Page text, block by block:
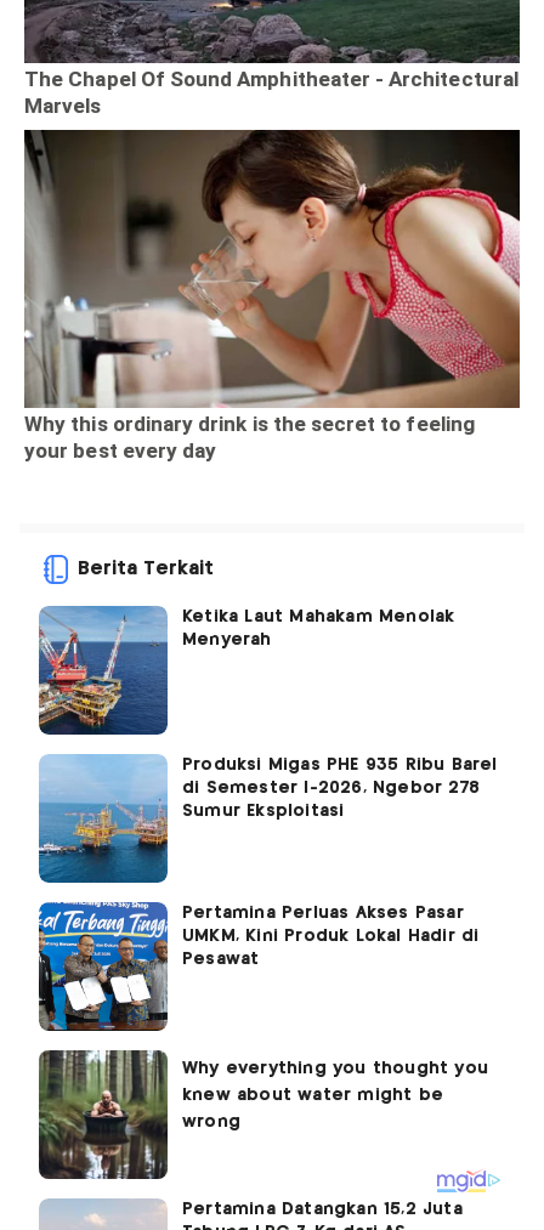
Berita Terkait
Ketika Laut Mahakam Menolak
Menyerah
Produksi Migas PHE 935 Ribu Barel
di Semester I-2026, Ngebor 278
Sumur Eksploitasi
Pertamina Perluas Akses Pasar
UMKM, Kini Produk Lokal Hadir di
Pesawat
Pertamina Datangkan 15,2 Juta